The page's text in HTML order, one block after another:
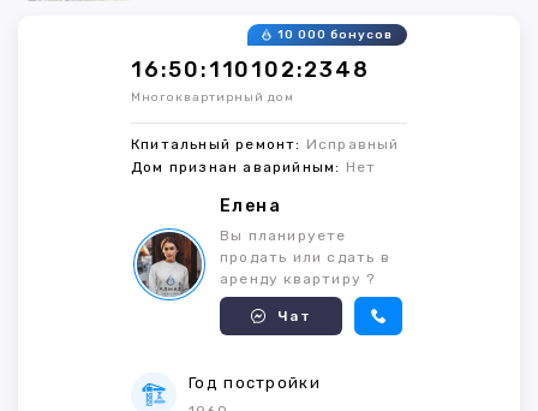
16:50:110102:2348
10 000 бонусов
Многоквартирный дом
Кпитальный ремонт: Исправный
Дом признан аварийным: Нет
Елена
Вы планируете
продать или сдать в
аренду квартиру ?
Чат
Год постройки